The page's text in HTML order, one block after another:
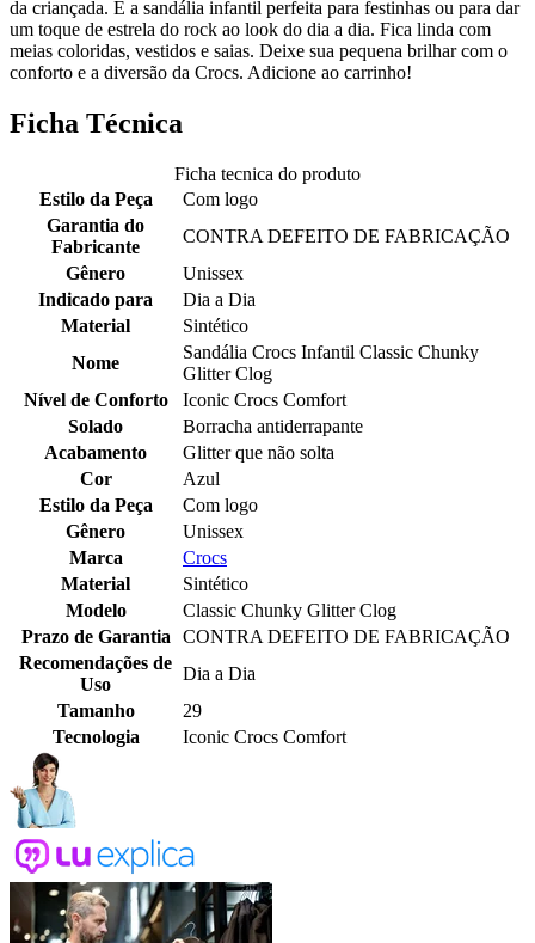
da criançada. É a sandália infantil perfeita para festinhas ou para dar
um toque de estrela do rock ao look do dia a dia. Fica linda com
meias coloridas, vestidos e saias. Deixe sua pequena brilhar com o
conforto e a diversão da Crocs. Adicione ao carrinho!
Ficha Técnica
Ficha tecnica do produto
Estilo da Peça
Com logo
Garantia do
Fabricante
CONTRA DEFEITO DE FABRICAÇÃO
Gênero
Unissex
Indicado para
Dia a Dia
Material
Sintético
Nome
Sandália Crocs Infantil Classic Chunky
Glitter Clog
Nível de Conforto
Iconic Crocs Comfort
Solado
Borracha antiderrapante
Acabamento
Glitter que não solta
Cor
Azul
Estilo da Peça
Com logo
Gênero
Unissex
Marca
Crocs
Material
Sintético
Modelo
Classic Chunky Glitter Clog
Prazo de Garantia
CONTRA DEFEITO DE FABRICAÇÃO
Recomendações de
Uso
Dia a Dia
Tamanho
29
Tecnologia
Iconic Crocs Comfort